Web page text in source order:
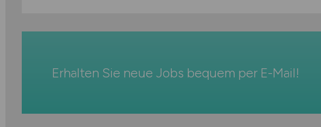
Erhalten Sie neue Jobs bequem per E-Mail!